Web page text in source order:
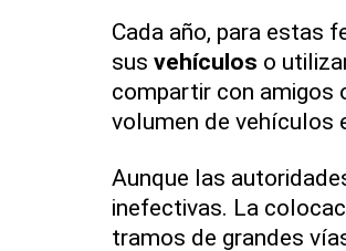
Cada año, para estas
sus vehículos o
compartir con amigos
volumen de vehículos
Aunque las
inefectivas. La
tramos de grandes